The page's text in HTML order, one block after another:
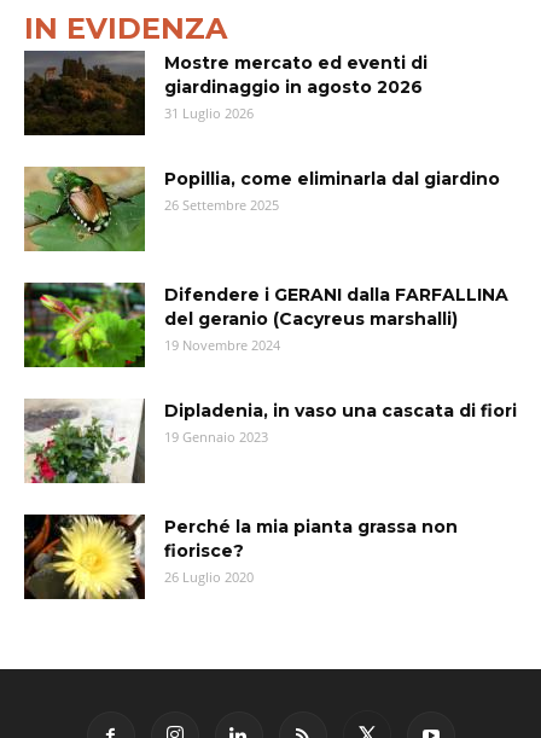
IN EVIDENZA
Mostre mercato ed eventi di
giardinaggio in agosto 2026
31 Luglio 2026
Popillia, come eliminarla dal giardino
26 Settembre 2025
Difendere i GERANI dalla FARFALLINA
del geranio (Cacyreus marshalli)
19 Novembre 2024
Dipladenia, in vaso una cascata di fiori
19 Gennaio 2023
Perché la mia pianta grassa non
fiorisce?
26 Luglio 2020